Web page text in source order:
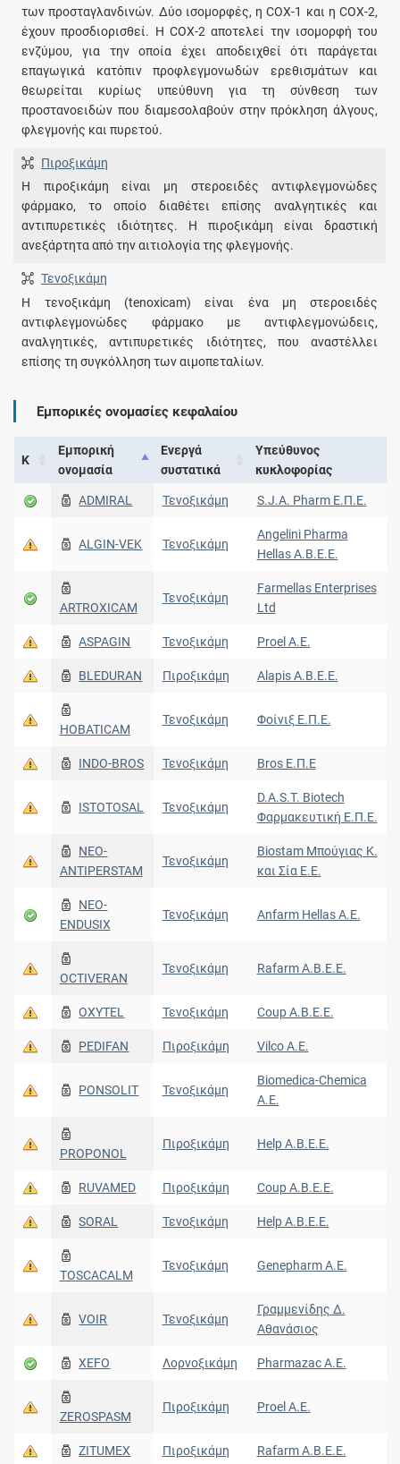
των προσταγλανδινών. Δύο ισομορφές, η COX-1 και η COX-2,
έχουν προσδιορισθεί. Η COX-2 αποτελεί την ισομορφή του
ενζύμου, για την οποία έχει αποδειχθεί ότι παράγεται
επαγωγικά κατόπιν προφλεγμονωδών ερεθισμάτων και
θεωρείται κυρίως υπεύθυνη για τη σύνθεση των
προστανοειδών που διαμεσολαβούν στην πρόκληση άλγους,
φλεγμονής και πυρετού.
Πιροξικάμη
Η πιροξικάμη είναι μη στεροειδές αντιφλεγμονώδες
φάρμακο, το οποίο διαθέτει επίσης αναλγητικές και
αντιπυρετικές ιδιότητες. Η πιροξικάμη είναι δραστική
ανεξάρτητα από την αιτιολογία της φλεγμονής.
Τενοξικάμη
Η τενοξικάμη (tenoxicam) είναι ένα μη στεροειδές
αντιφλεγμονώδες φάρμακο με αντιφλεγμονώδεις,
αναλγητικές, αντιπυρετικές ιδιότητες, που αναστέλλει
επίσης τη συγκόλληση των αιμοπεταλίων.
Εμπορικές ονομασίες κεφαλαίου
Κ
Εμπορική
ονομασία
Ενεργά
συστατικά
Υπεύθυνος
κυκλοφορίας
ADMIRAL Τενοξικάμη S.J.A. Pharm Ε.Π.Ε.
ALGIN-VEK Τενοξικάμη
Angelini Pharma
Hellas Α.Β.Ε.Ε.
ARTROXICAM
Τενοξικάμη
Farmellas Enterprises
Ltd
ASPAGIN Τενοξικάμη Proel A.E.
BLEDURAN Πιροξικάμη Alapis A.B.E.E.
HOBATICAM
Τενοξικάμη Φοίνιξ E.Π.Ε.
INDO-BROS Τενοξικάμη Bros E.Π.Ε
ISTOTOSAL Τενοξικάμη
D.A.S.T. Biotech
Φαρμακευτική Ε.Π.Ε.
NEO-
ANTIPERSTAM
Τενοξικάμη
Biostam Μπούγιας Κ.
και Σία Ε.Ε.
NEO-
ENDUSIX
Τενοξικάμη Anfarm Hellas Α.Ε.
OCTIVERAN
Τενοξικάμη Rafarm Α.Β.Ε.Ε.
OXYTEL Τενοξικάμη Coup Α.Β.Ε.Ε.
PEDIFAN Πιροξικάμη Vilco Α.Ε.
PONSOLIT Τενοξικάμη
Biomedica-Chemica
Α.Ε.
PROPONOL
Πιροξικάμη Help A.B.E.E.
RUVAMED Πιροξικάμη Coup Α.Β.Ε.Ε.
SORAL Τενοξικάμη Help A.B.E.E.
TOSCACALM
Τενοξικάμη Genepharm Α.Ε.
VOIR Τενοξικάμη
Γραμμενίδης Δ.
Αθανάσιος
XEFO Λορνοξικάμη Pharmazac Α.Ε.
ZEROSPASM
Πιροξικάμη Proel A.E.
ZITUMEX Πιροξικάμη Rafarm Α.Β.Ε.Ε.